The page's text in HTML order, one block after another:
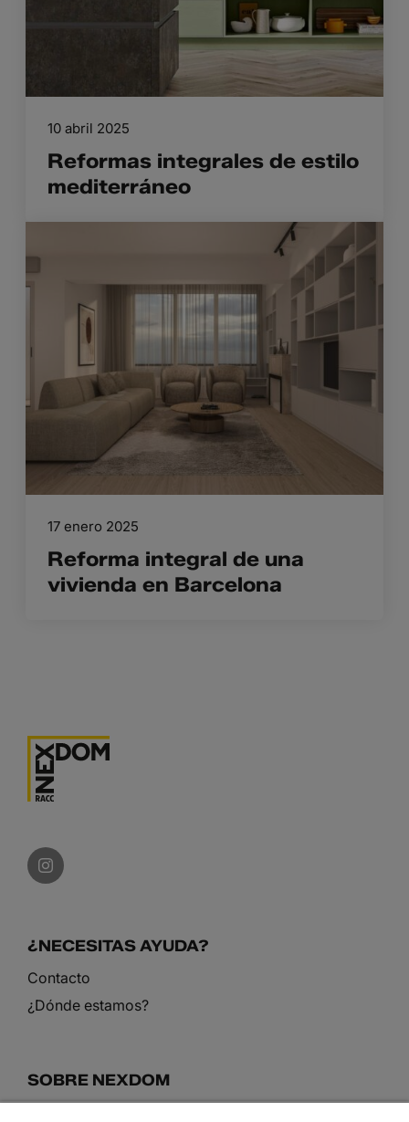
Reformas integrales de estilo
mediterráneo
10 abril 2025
Reforma integral de una
vivienda en Barcelona
17 enero 2025
¿NECESITAS AYUDA?
Contacto
¿Dónde estamos?
SOBRE NEXDOM